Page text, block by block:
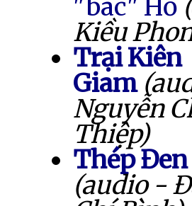
"bác" Hồ
Kiều
Trại Kiên
Giam
Nguyễn
Thiệp)
Thép Đen
(audio -